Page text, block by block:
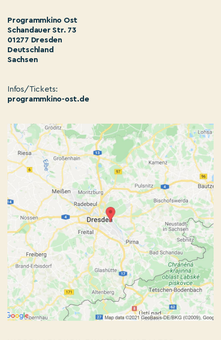
Programmkino Ost
Schandauer Str. 73
01277 Dresden
Deutschland
Sachsen
Infos/Tickets:
programmkino-ost.de